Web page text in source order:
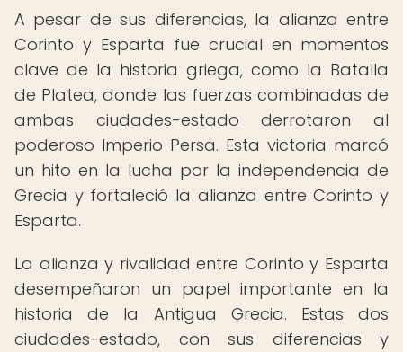
A pesar de sus diferencias, la alianza entre
Corinto y Esparta fue crucial en momentos
clave de la historia griega, como la Batalla
de Platea, donde las fuerzas combinadas de
ambas ciudades-estado derrotaron al
poderoso Imperio Persa. Esta victoria marcó
un hito en la lucha por la independencia de
Grecia y fortaleció la alianza entre Corinto y
Esparta.
La alianza y rivalidad entre Corinto y Esparta
desempeñaron un papel importante en la
historia de la Antigua Grecia. Estas dos
ciudades-estado, con sus diferencias y